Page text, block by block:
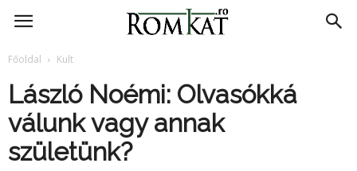
RomKat.ro
Főoldal Kult
László Noémi: Olvasókká
válunk vagy annak
születünk?